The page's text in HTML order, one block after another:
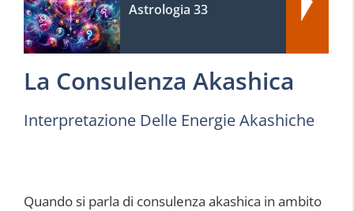
Astrologia 33
La Consulenza Akashica
Interpretazione Delle Energie Akashiche
Quando si parla di consulenza akashica in ambito